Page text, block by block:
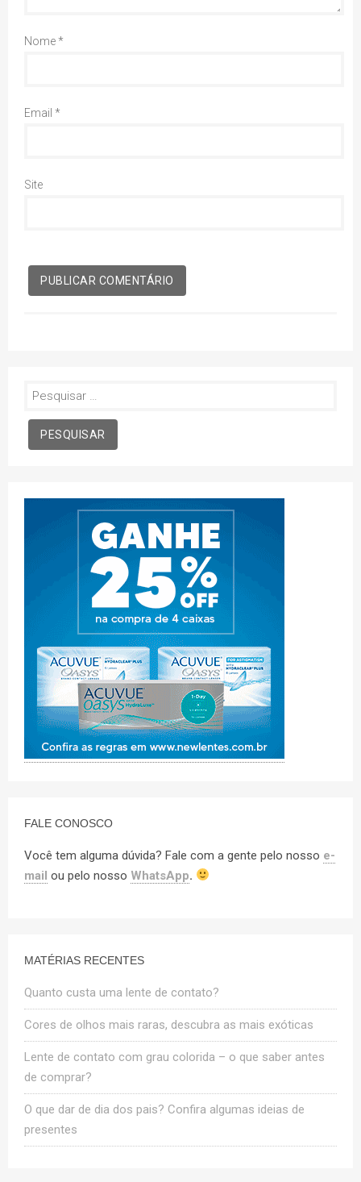
Nome*
Email *
Site
Pesquisar
FALE CONOSCO
Você tem alguma dúvida? Fale com a gente pelo nosso e-
mail ou pelo nosso WhatsApp.
MATÉRIAS RECENTES
Quanto custa uma lente de contato?
Cores de olhos mais raras, descubra as mais exóticas
Lente de contato com grau colorida – o que saber antes
de comprar?
O que dar de dia dos pais? Confira algumas ideias de
presentes